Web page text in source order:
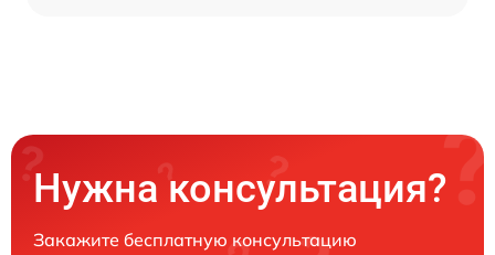
Нужна консультация?
Закажите бесплатную консультацию